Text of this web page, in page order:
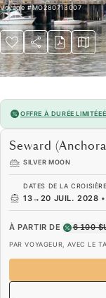
Voyage#MO280713007
OFFRE À DURÉE LIMITÉE
Seward
SILVER MOON
DATES DE LA CROISIÈRE
13→ 20 JUIL. 2028
À PARTIR DE 6 100
PAR VOYAGEUR, AVEC LE